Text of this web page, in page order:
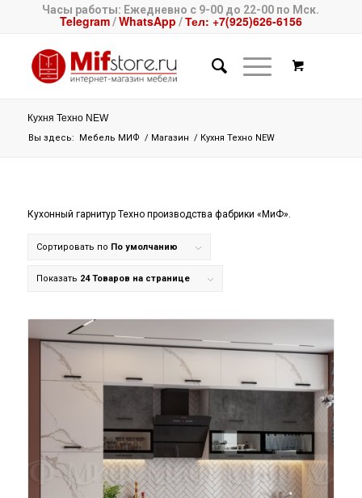
Часы работы: Ежедневно с 9-00 до 22-00 по Мск.
Telegram/WhatsApp /Тел: +7(925)626-6156
Кухня Техно NEW
Вы здесь: Мебель МИФ / Магазин / Кухня Техно NEW
Кухонный гарнитур Техно производства фабрики «МиФ».
Сортировать по По умолчанию
Показать 24 Товаров на странице